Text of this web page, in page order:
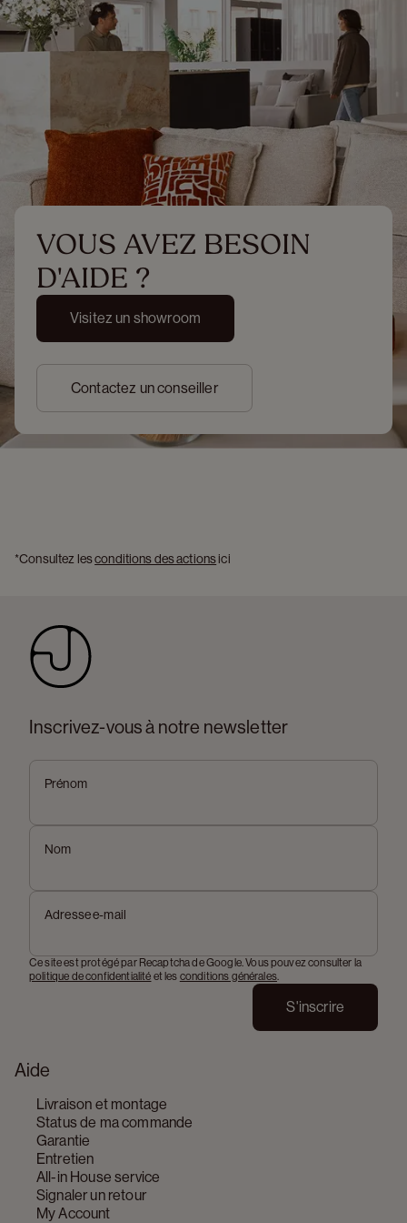
VOUS AVEZ BESOIN
D'AIDE ?
Visitez un showroom
Contactez un conseiller
*Consultez les conditions des actions ici
Aide
Livraison et montage
Status de ma commande
Garantie
Entretien
All-in House service
Signaler un retour
My Account
Inscrivez-vous à notre newsletter
Prénom
Nom
Adresse e-mail
Ce site est protégé par Recaptcha de Google. Vous pouvez consulter la
politique de confidentialité et les conditions générales.
S'inscrire